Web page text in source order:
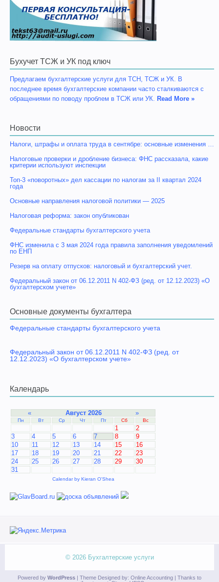
Бухучет ТСЖ и УК под ключ
Предлагаем бухгалтерские услуги для ТСН, ТСЖ и УК. В
последнее время бухгалтерские компании часто сталкиваются с
обращениями по поводу проблем в ТСЖ или УК. Read More »
Новости
Налоги, штрафы и оплата труда в сентябре: основные изменения …
Налоговые проверки и дробление бизнеса: ФНС рассказала, какие
критерии используют инспекции
Топ-3 «поворотных» дел кассации по налогам за II квартал 2024
года
Основные направления налоговой политики — 2025
Налоговая реформа: закон опубликован
Федеральные стандарты бухгалтерского учета
ФНС изменила с 3 мая 2024 года правила заполнения уведомлений
по ЕНП
Резерв на оплату отпусков: налоговый и бухгалтерский учет.
Федеральный закон от 06.12.2011 N 402-ФЗ (ред. от 12.12.2023) «О
бухгалтерском учете»
Основные документы бухгалтера
Федеральные стандарты бухгалтерского учета
Федеральный закон от 06.12.2011 N 402-ФЗ (ред. от
12.12.2023) «О бухгалтерском учете»
Календарь
« Август 2026 »
Пн Вт Ср Чт Пт Сб Вс
1
2
3
4 5 6 7 8
9
10
11 12 13 14 15
16
17
18 19 20 21 22
23
24
25 26 27 28 29
30
31
Calendar by Kieran O'Shea
© 2026 Бухгалтерские услуги
Powered by WordPress | Theme Designed by: Online Accounting | Thanks to